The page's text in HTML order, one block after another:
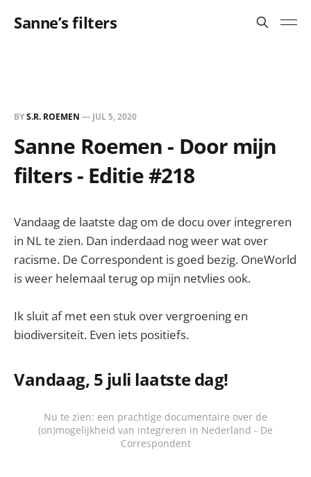
Sanne’s filters
BYS.R. ROEMEN — JUL 5, 2020
Sanne Roemen - Door mijn
filters - Editie #218
Vandaag de laatste dag om de docu over integreren
in NL te zien. Dan inderdaad nog weer wat over
racisme. De Correspondent is goed bezig. OneWorld
is weer helemaal terug op mijn netvlies ook.
Ik sluit af met een stuk over vergroening en
biodiversiteit. Even iets positiefs.
Vandaag, 5 juli laatste dag!
Nu te zien: een prachtige documentaire over de
(on)mogelijkheid van integreren in Nederland - De
Correspondent